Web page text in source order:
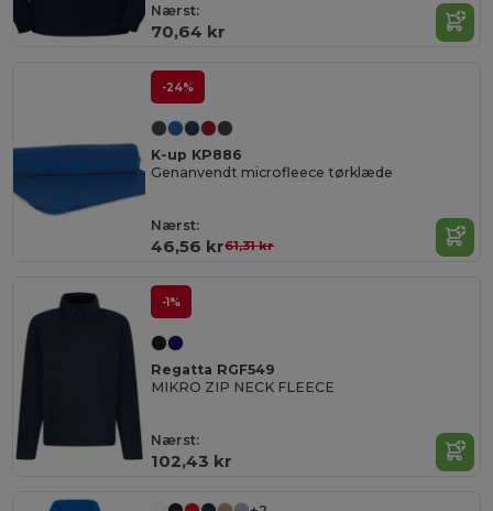
Nærst:
70,64 kr
-24%
K-up KP886
Genanvendt microfleece tørklæde
Nærst:
46,56 kr61,31 kr
-1%
Regatta RGF549
MIKRO ZIP NECK FLEECE
Nærst:
102,43 kr